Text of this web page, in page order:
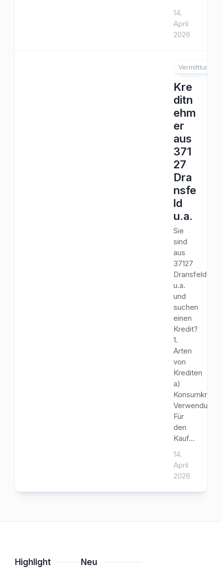
14.
April
2026
Vermittlung
Kre
ditn
ehm
er
aus
371
27
Dra
nsfe
ld
u.a.
Sie
sind
aus
37127
Dransfeld
u.a.
und
suchen
einen
Kredit?
1.
Arten
von
Krediten
a)
Für
den
Kauf...
14.
April
2026
Highlight Neu